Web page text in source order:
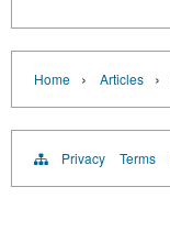
Home › Articles ›
Privacy Terms